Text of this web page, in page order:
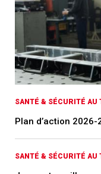
SANTÉ & SÉCURITÉ AU
Plan d’action
SANTÉ & SÉCURITÉ AU